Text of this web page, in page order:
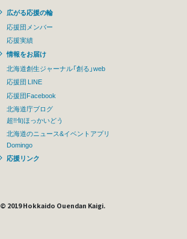
広がる応援の輪
応援団メンバー
応援実績
情報をお届け
北海道創生ジャーナル「創る」web
応援団 LINE
応援団Facebook
北海道庁ブログ
超!!旬ほっかいどう
北海道のニュース&イベントアプリ
Domingo
応援リンク
© 2019 Hokkaido Ouendan Kaigi.